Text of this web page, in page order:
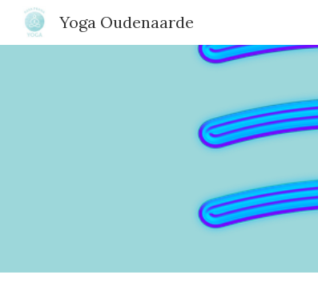
Yoga Oudenaarde